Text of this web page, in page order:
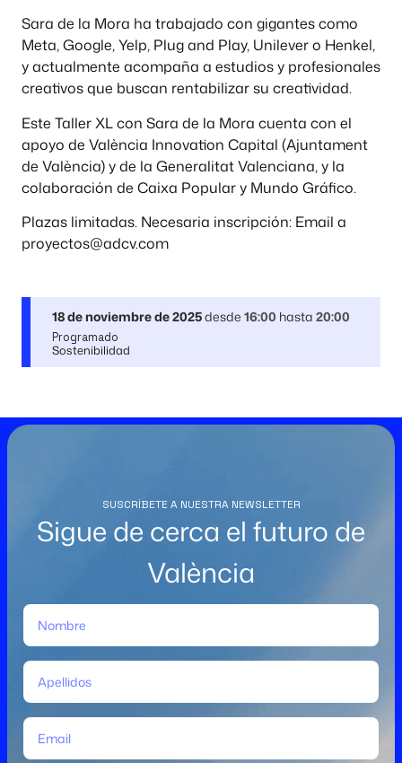
Sara de la Mora ha trabajado con gigantes como
Meta, Google, Yelp, Plug and Play, Unilever o Henkel,
y actualmente acompaña a estudios y profesionales
creativos que buscan rentabilizar su creatividad.
Este Taller XL con Sara de la Mora cuenta con el
apoyo de València Innovation Capital (Ajuntament
de València) y de la Generalitat Valenciana, y la
colaboración de Caixa Popular y Mundo Gráfico.
Plazas limitadas. Necesaria inscripción: Email a
proyectos@adcv.com
18 de noviembre de 2025desde 16:00 hasta 20:00
Programado
Sostenibilidad
SUSCRÍBETE A NUESTRA NEWSLETTER
Sigue de cerca el futuro de
València